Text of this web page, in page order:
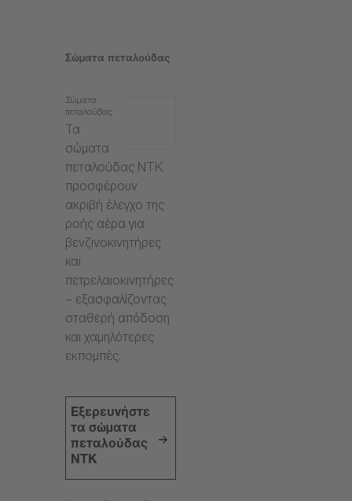
Σώματα πεταλούδας
Σώματα
πεταλούδας
Τα
σώματα
πεταλούδας NTK
προσφέρουν
ακριβή έλεγχο της
ροής αέρα για
βενζινοκινητήρες
και
πετρελαιοκινητήρες
– εξασφαλίζοντας
σταθερή απόδοση
και χαμηλότερες
εκπομπές.
Εξερευνήστε
τα σώματα
πεταλούδας
NTK